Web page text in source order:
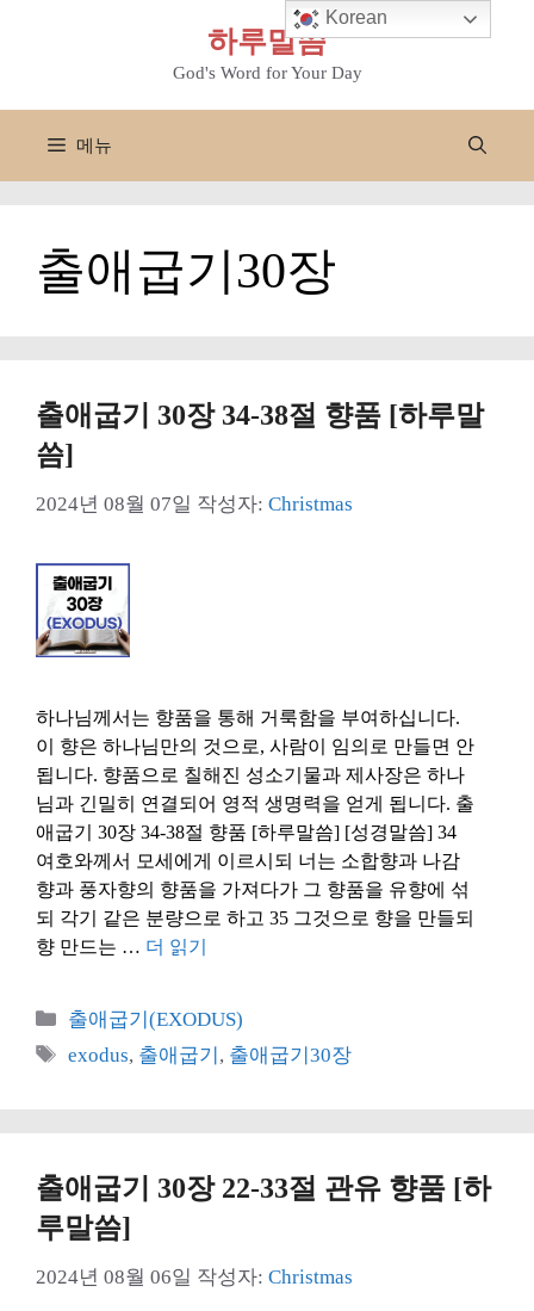
하루말씀
God's Word for Your Day
메뉴
출애굽기30장
출애굽기 30장 34-38절 향품 [하루말
씀]
2024년 08월 07일 작성자: Christmas
하나님께서는 향품을 통해 거룩함을 부여하십니다.
이 향은 하나님만의 것으로, 사람이 임의로 만들면 안
됩니다. 향품으로 칠해진 성소기물과 제사장은 하나
님과 긴밀히 연결되어 영적 생명력을 얻게 됩니다. 출
애굽기 30장 34-38절 향품 [하루말씀] [성경말씀] 34
여호와께서 모세에게 이르시되 너는 소합향과 나감
향과 풍자향의 향품을 가져다가 그 향품을 유향에 섞
되 각기 같은 분량으로 하고 35 그것으로 향을 만들되
향 만드는 … 더 읽기
카
출애굽기(EXODUS)
태
exodus, 출애굽기 , 출애굽기30장
출애굽기 30장 22-33절 관유 향품 [하
루말씀]
2024년 08월 06일 작성자: Christmas
Korean